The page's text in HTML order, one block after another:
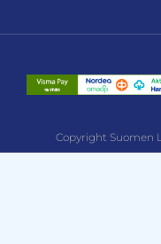
Copyright Suomen